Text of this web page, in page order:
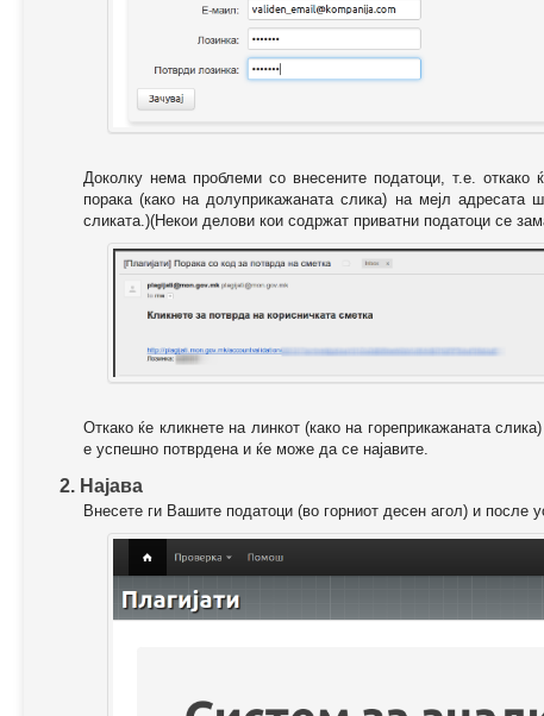
Доколку нема проблеми со внесените податоци, т.е.
порака (како на долуприкажаната слика) на мејл
сликата.)(Некои делови кои содржат приватни податоци се
Откако ќе кликнете на линкот (како на гореприкажаната
е успешно потврдена и ќе може да се најавите.
2. Најава
Внесете ги Вашите податоци (во горниот десен агол) и после